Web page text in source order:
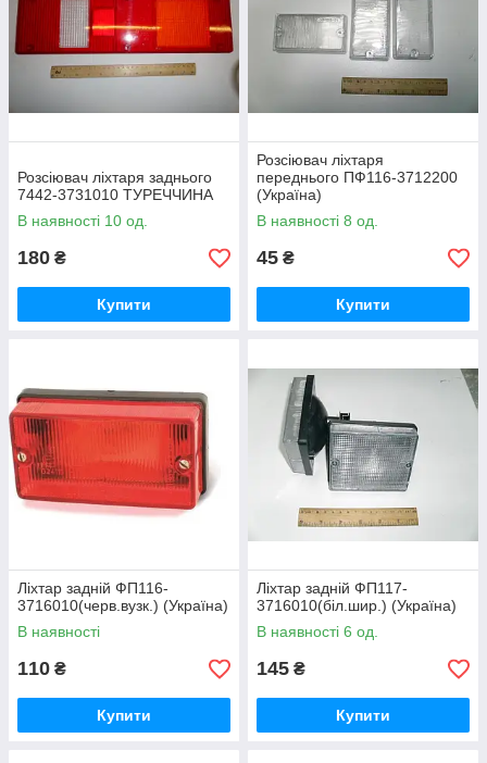
Розсіювач ліхтаря заднього
7442-3731010 ТУРЕЧЧИНА
В наявності 10 од.
180 ₴
Купити
Розсіювач ліхтаря
переднього ПФ116-3712200
(Україна)
В наявності 8 од.
45 ₴
Купити
Ліхтар задній ФП116-
3716010(черв.вузк.) (Україна)
В наявності
110 ₴
Купити
Ліхтар задній ФП117-
3716010(біл.шир.) (Україна)
В наявності 6 од.
145 ₴
Купити